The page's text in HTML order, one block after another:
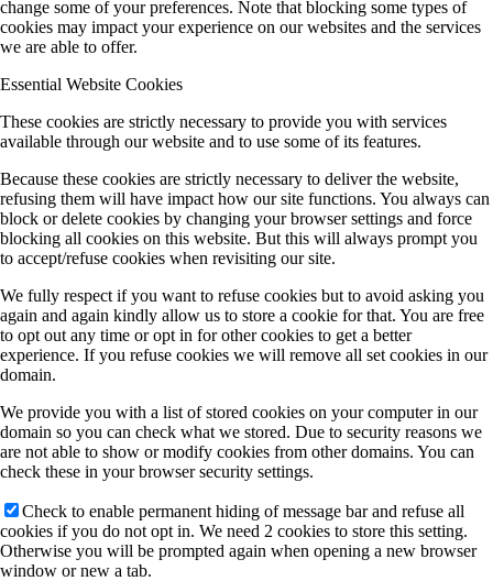
change some of your preferences. Note that blocking some types of
cookies may impact your experience on our websites and the services
we are able to offer.
Essential Website Cookies
These cookies are strictly necessary to provide you with services
available through our website and to use some of its features.
Because these cookies are strictly necessary to deliver the website,
refusing them will have impact how our site functions. You always can
block or delete cookies by changing your browser settings and force
blocking all cookies on this website. But this will always prompt you
to accept/refuse cookies when revisiting our site.
We fully respect if you want to refuse cookies but to avoid asking you
again and again kindly allow us to store a cookie for that. You are free
to opt out any time or opt in for other cookies to get a better
experience. If you refuse cookies we will remove all set cookies in our
domain.
We provide you with a list of stored cookies on your computer in our
domain so you can check what we stored. Due to security reasons we
are not able to show or modify cookies from other domains. You can
check these in your browser security settings.
Check to enable permanent hiding of message bar and refuse all
cookies if you do not opt in. We need 2 cookies to store this setting.
Otherwise you will be prompted again when opening a new browser
window or new a tab.